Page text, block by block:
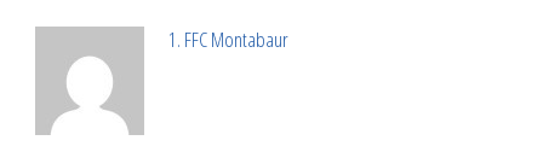
1. FFC Montabaur